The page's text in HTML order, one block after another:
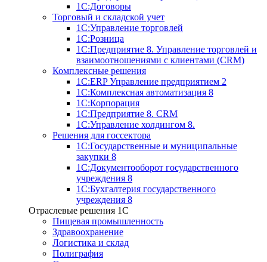
1С:Договоры
Торговый и складской учет
1С:Управление торговлей
1С:Розница
1С:Предприятие 8. Управление торговлей и
взаимоотношениями с клиентами (CRM)
Комплексные решения
1С:ERP Управление предприятием 2
1С:Комплексная автоматизация 8
1С:Корпорация
1С:Предприятие 8. CRM
1С:Управление холдингом 8.
Решения для госсектора
1С:Государственные и муниципальные
закупки 8
1С:Документооборот государственного
учреждения 8
1С:Бухгалтерия государственного
учреждения 8
Отраслевые решения 1C
Пищевая промышленность
Здравоохранение
Логистика и склад
Полиграфия